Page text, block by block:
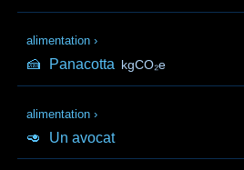
alimentation ›
🍰 Panacotta kgCO₂e
alimentation ›
🥑 Un avocat